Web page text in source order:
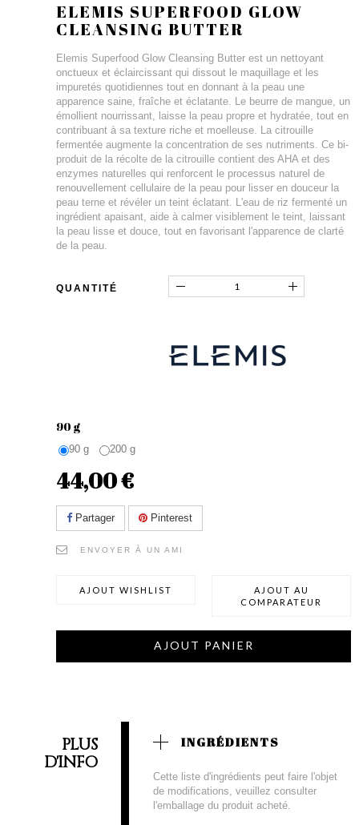
ELEMIS SUPERFOOD GLOW
CLEANSING BUTTER
Elemis Superfood Glow Cleansing Butter est un nettoyant
onctueux et éclaircissant qui dissout le maquillage et les
impuretés quotidiennes tout en donnant à la peau une
apparence saine, fraîche et éclatante. Le beurre de mangue, un
émollient nourrissant, laisse la peau propre et hydratée, tout en
contribuant à sa texture riche et moelleuse. La citrouille
fermentée augmente la concentration de ses nutriments. Ce bi-
produit de la récolte de la citrouille contient des AHA et des
enzymes naturelles qui renforcent le processus naturel de
renouvellement cellulaire de la peau pour lisser en douceur la
peau terne et révéler un teint éclatant. L'eau de riz fermenté un
ingrédient apaisant, aide à calmer visiblement le teint, laissant
la peau lisse et douce, tout en favorisant l'apparence de clarté
de la peau.
QUANTITÉ
90 g
90 g 200 g
44,00 €
Partager Pinterest
ENVOYER À UN AMI
AJOUT WISHLIST
AJOUT AU
COMPARATEUR
AJOUT PANIER
PLUS
D'INFO
INGRÉDIENTS
Cette liste d'ingrédients peut faire l'objet
de modifications, veuillez consulter
l'emballage du produit acheté.